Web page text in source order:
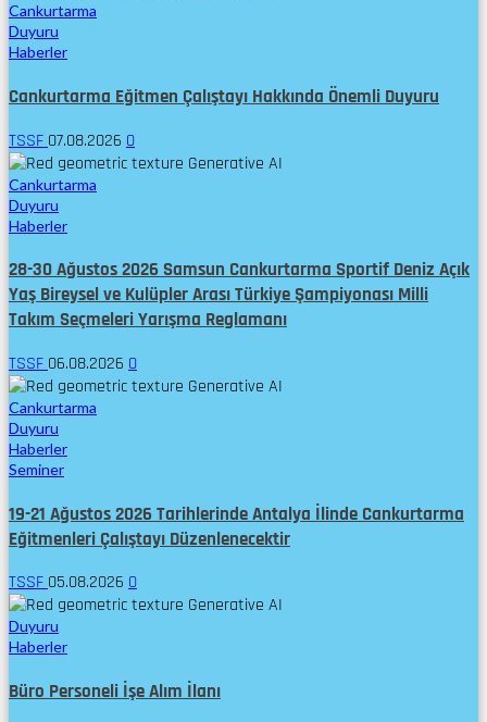
Cankurtarma
Duyuru
Haberler
Cankurtarma Eğitmen Çalıştayı Hakkında Önemli Duyuru
TSSF 07.08.2026 0
Cankurtarma
Duyuru
Haberler
28-30 Ağustos 2026 Samsun Cankurtarma Sportif Deniz Açık
Yaş Bireysel ve Kulüpler Arası Türkiye Şampiyonası Milli
Takım Seçmeleri Yarışma Reglamanı
TSSF 06.08.2026 0
Cankurtarma
Duyuru
Haberler
Seminer
19-21 Ağustos 2026 Tarihlerinde Antalya İlinde Cankurtarma
Eğitmenleri Çalıştayı Düzenlenecektir
TSSF05.08.2026 0
Duyuru
Haberler
Büro Personeli İşe Alım İlanı